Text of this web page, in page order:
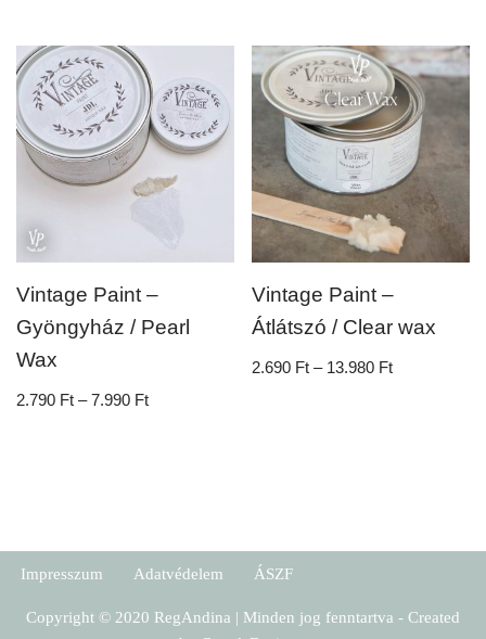
Vintage Paint –
Gyöngyház / Pearl
Wax
2.790 Ft – 7.990 Ft
Vintage Paint –
Átlátszó / Clear wax
2.690 Ft – 13.980 Ft
Impresszum Adatvédelem ÁSZF
Copyright © 2020 RegAndina | Minden jog fenntartva - Created